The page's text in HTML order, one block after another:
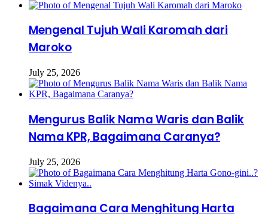
Mengenal Tujuh Wali Karomah dari
Maroko
July 25, 2026
Mengurus Balik Nama Waris dan Balik
Nama KPR, Bagaimana Caranya?
July 25, 2026
Bagaimana Cara Menghitung Harta